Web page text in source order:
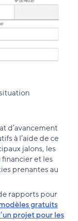
d’avancement
à l’aide de ce
jalons, les
et les
prenantes au
rapports pour
gratuits
projet pour les